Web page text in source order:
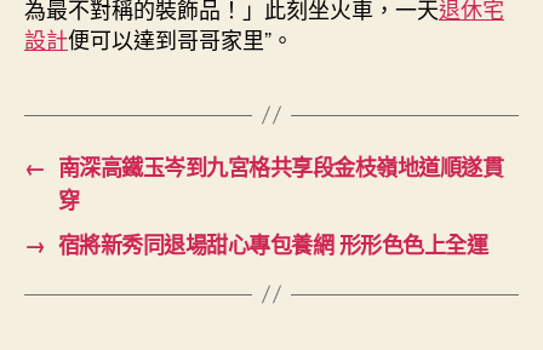
為最不對稱的裝飾品！」此刻坐火車，一天退休宅
設計便可以達到哥哥家里”。
← 南深高鐵玉岑到九宮格共享段金枝嶺地道順遂貫
穿
→ 宿將新秀同退場甜心專包養網 形形色色上全運